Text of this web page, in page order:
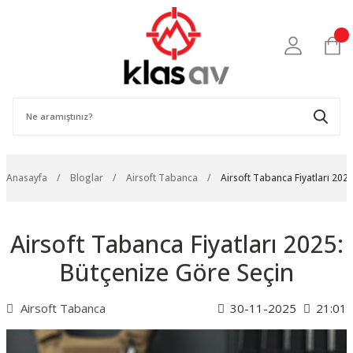
Anasayfa Bloglar Airsoft Tabanca Airsoft Tabanca Fiyatları
Airsoft Tabanca Fiyatları 2025:
Bütçenize Göre Seçin
Airsoft Tabanca 30-11-2025 21:01